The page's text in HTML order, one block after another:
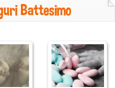
Battesimo